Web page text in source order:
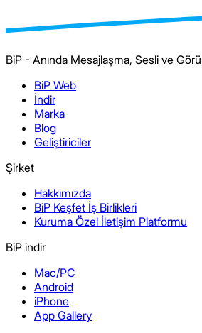
BiP - Anında Mesajlaşma, Sesli ve
BiP Web
İndir
Marka
Blog
Geliştiriciler
Şirket
Hakkımızda
BiP Keşfet İş Birlikleri
Kuruma Özel İletişim Platformu
BiP indir
Mac/PC
Android
iPhone
App Gallery